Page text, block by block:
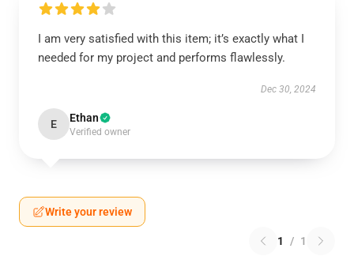
I am very satisfied with this item; it’s exactly what I
needed for my project and performs flawlessly.
Dec 30, 2024
E Ethan
Verified owner
Write your review
1 / 1